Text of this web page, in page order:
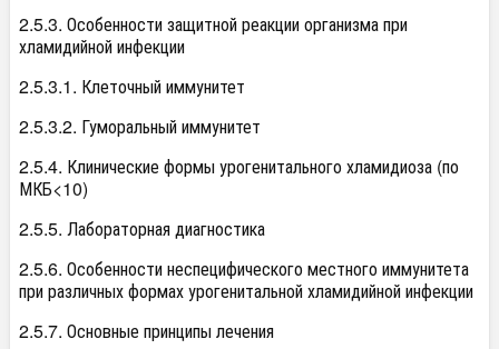
2.5.3. Особенности защитной реакции организма при
хламидийной инфекции
2.5.3.1. Клеточный иммунитет
2.5.3.2. Гуморальный иммунитет
2.5.4. Клинические формы урогенитального хламидиоза (по
МКБ<10)
2.5.5. Лабораторная диагностика
2.5.6. Особенности неспецифического местного иммунитета
при различных формах урогенитальной хламидийной инфекции
2.5.7. Основные принципы лечения